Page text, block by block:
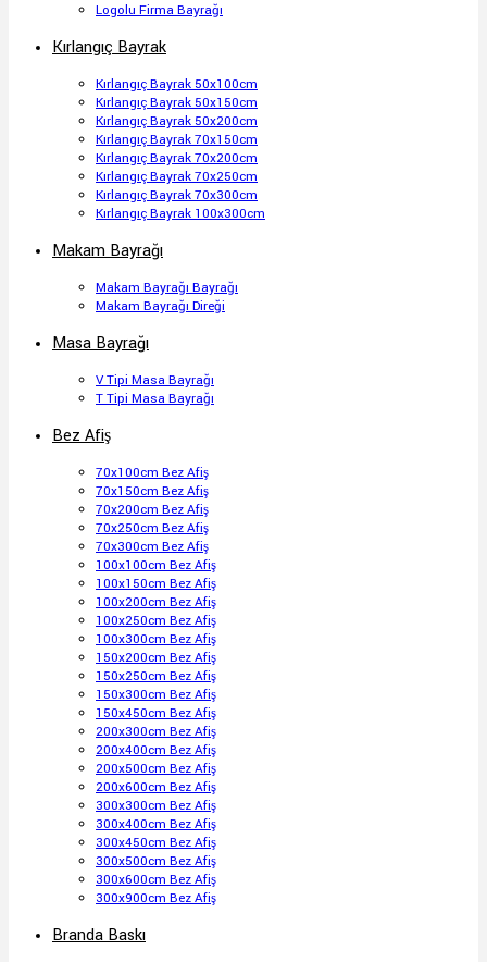
Logolu Firma Bayrağı
Kırlangıç Bayrak
Kırlangıç Bayrak 50x100cm
Kırlangıç Bayrak 50x150cm
Kırlangıç Bayrak 50x200cm
Kırlangıç Bayrak 70x150cm
Kırlangıç Bayrak 70x200cm
Kırlangıç Bayrak 70x250cm
Kırlangıç Bayrak 70x300cm
Kırlangıç Bayrak 100x300cm
Makam Bayrağı
Makam Bayrağı Bayrağı
Makam Bayrağı Direği
Masa Bayrağı
V Tipi Masa Bayrağı
T Tipi Masa Bayrağı
Bez Afiş
70x100cm Bez Afiş
70x150cm Bez Afiş
70x200cm Bez Afiş
70x250cm Bez Afiş
70x300cm Bez Afiş
100x100cm Bez Afiş
100x150cm Bez Afiş
100x200cm Bez Afiş
100x250cm Bez Afiş
100x300cm Bez Afiş
150x200cm Bez Afiş
150x250cm Bez Afiş
150x300cm Bez Afiş
150x450cm Bez Afiş
200x300cm Bez Afiş
200x400cm Bez Afiş
200x500cm Bez Afiş
200x600cm Bez Afiş
300x300cm Bez Afiş
300x400cm Bez Afiş
300x450cm Bez Afiş
300x500cm Bez Afiş
300x600cm Bez Afiş
300x900cm Bez Afiş
Branda Baskı